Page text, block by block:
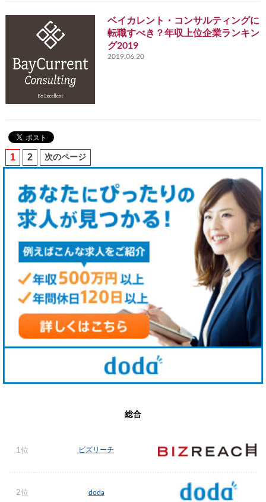
ベイカレント・コンサルティングに
転職すべき？年収上位企業ランキン
グ2019
2019.06.20
1 2 次のページ
総合
1位 ビズリーチ
2位 doda